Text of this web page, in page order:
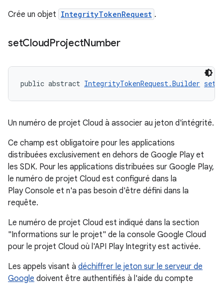
Crée un objet IntegrityTokenRequest .
setCloudProjectNumber
public abstract IntegrityTokenRequest.Builder
Un numéro de projet Cloud à associer au jeton d'intégrité.
Ce champ est obligatoire pour les applications
distribuées exclusivement en dehors de Google Play et
les SDK. Pour les applications distribuées sur Google Play,
le numéro de projet Cloud est configuré dans la
Play Console et n'a pas besoin d'être défini dans la
requête.
Le numéro de projet Cloud est indiqué dans la section
"Informations sur le projet" de la console Google Cloud
pour le projet Cloud où l'API Play Integrity est activée.
Les appels visant à déchiffrer le jeton sur le serveur de
Google doivent être authentifiés à l'aide du compte